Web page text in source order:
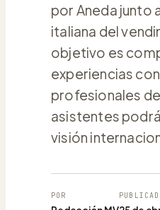
por Aneda junto
italiana del
objetivo es
experiencias
profesionales
asistentes
visión
POR